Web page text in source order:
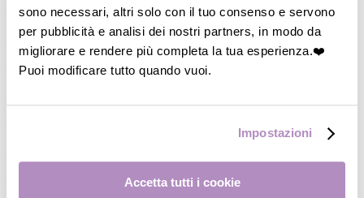
sono necessari, altri solo con il tuo consenso e servono
per pubblicità e analisi dei nostri partners, in modo da
migliorare e rendere più completa la tua esperienza.❤️
Puoi modificare tutto quando vuoi.
Impostazioni
Accetta tutti i cookie
―Biberon
―
Tettarelle
―Succhietti
Conservalatte Materno